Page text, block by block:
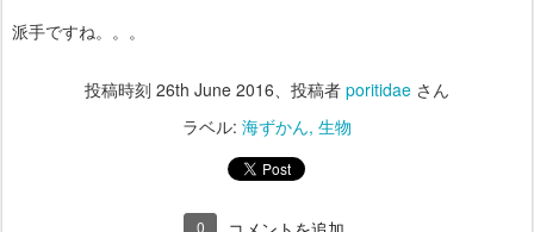
派手ですね。。。
投稿時刻 26th June 2016、投稿者 poritidae さん
ラベル: 海ずかん 生物
0